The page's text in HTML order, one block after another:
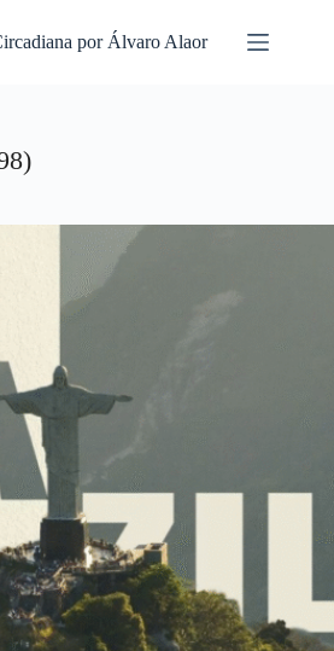
por Álvaro Alaor